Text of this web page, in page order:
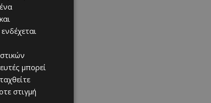
ενδέχεται
μπορεί
στιγμή